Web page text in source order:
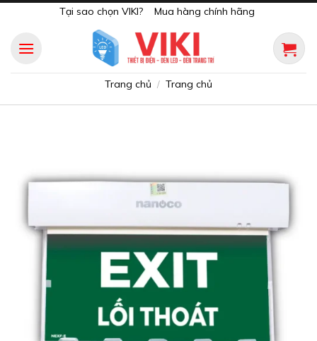
content
Tại sao chọn VIKI? Mua hàng chính hãng
Trang chủ / Trang chủ